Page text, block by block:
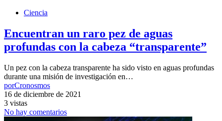
Ciencia
Encuentran un raro pez de aguas
profundas con la cabeza “transparente”
Un pez con la cabeza transparente ha sido visto en aguas profundas
durante una misión de investigación en…
porCronosmos
16 de diciembre de 2021
3 vistas
No hay comentarios